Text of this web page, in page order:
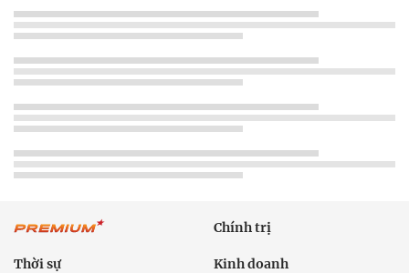
Chính trị
Thời sự Kinh doanh